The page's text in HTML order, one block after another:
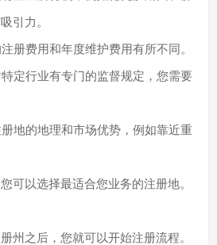
引力。
册费用和年度维护费用有所不同。
定行业有专门的监督规定，您需要
地的地理和市场优势，例如靠近重
可以选择最适合您业务的注册地。
州之后，您就可以开始注册流程。